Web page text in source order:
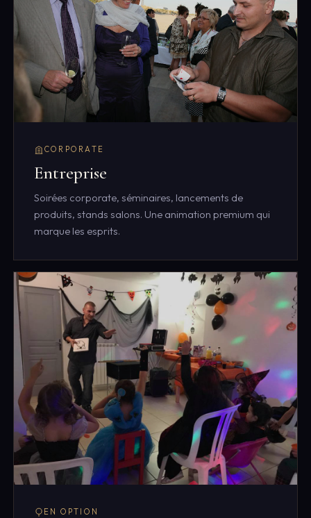
CORPORATE
Entreprise
Soirées corporate, séminaires, lancements de
produits, stands salons. Une animation premium qui
marque les esprits.
EN OPTION